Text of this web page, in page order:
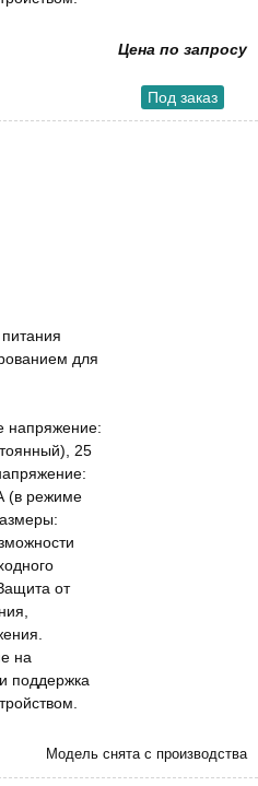
Цена по запросу
Под заказ
для
напряжение:
25
(в режиме
от
на
поддержка
Модель снята с производства